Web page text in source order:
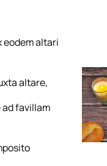
altari
altare,
favillam